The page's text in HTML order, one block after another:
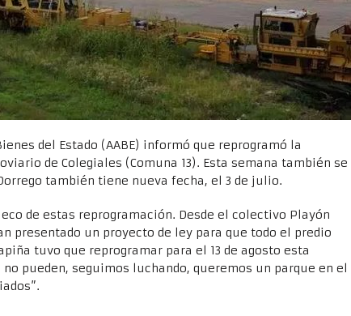
del Estado (AABE) informó que reprogramó la
de Colegiales (Comuna 13). Esta semana también se
también tiene nueva fecha, el 3 de julio.
de estas reprogramación. Desde el colectivo Playón
presentado un proyecto de ley para que todo el predio
tuvo que reprogramar para el 13 de agosto esta
pueden, seguimos luchando, queremos un parque en el